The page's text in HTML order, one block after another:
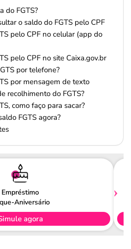
do FGTS?
o saldo do FGTS pelo CPF
pelo CPF no celular (app do
pelo CPF no site Caixa.gov.br
por telefone?
por mensagem de texto
recolhimento do FGTS?
como faço para sacar?
FGTS agora?
Empréstimo
Aniversário
agora